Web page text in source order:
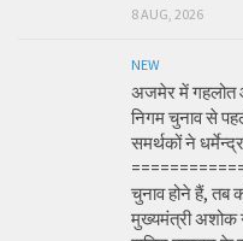
8 AUG, 2026
NEW
अजमेर में गहलोत
निगम चुनाव से
समर्थकों ने
चुनाव होने हैं, तब
मुख्यमंत्री अशोक